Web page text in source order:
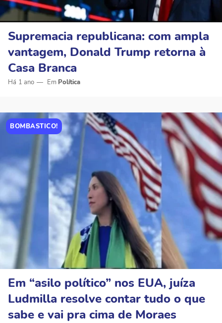
Supremacia republicana: com ampla
vantagem, Donald Trump retorna à
Casa Branca
Há 1 ano Política
BOMBASTICO!
Em “asilo político” nos EUA, juíza
Ludmilla resolve contar tudo o que
sabe e vai pra cima de Moraes